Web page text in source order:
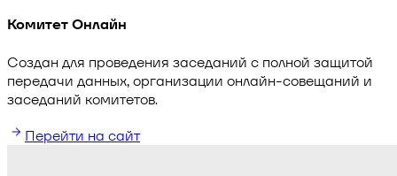
Комитет Онлайн
Создан для проведения заседаний с полной защитой
передачи данных, организации онлайн-совещаний и
заседаний комитетов.
Перейти на сайт